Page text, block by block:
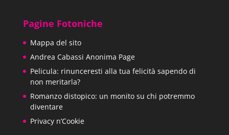
13,00€.9,90€.
Pagine Fotoniche
Mappa del sito
Andrea Cabassi Anonima Page
Pelicula: rinunceresti alla tua felicità sapendo di
non meritarla?
Romanzo distopico: un monito su chi potremmo
diventare
Privacy n’Cookie